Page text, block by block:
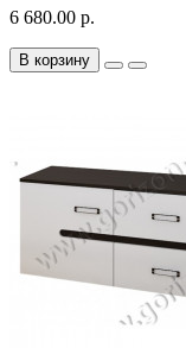
6 680.00 р.
В корзину